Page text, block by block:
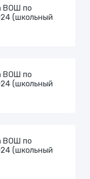
ВОШ по
(школьный
ВОШ по
(школьный
ВОШ по
(школьный